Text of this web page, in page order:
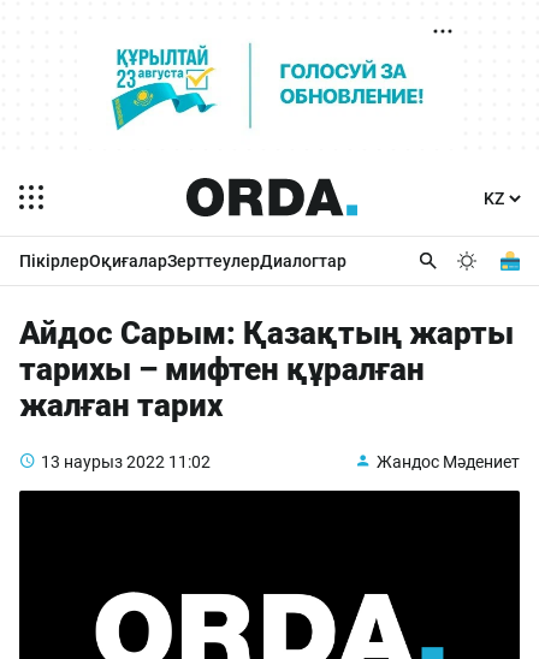
ПікірлерОқиғаларЗерттеулерДиалогтар
Айдос Сарым: Қазақтың жарты
тарихы – мифтен құралған
жалған тарих
13 наурыз 2022 11:02 Жандос Мәдениет